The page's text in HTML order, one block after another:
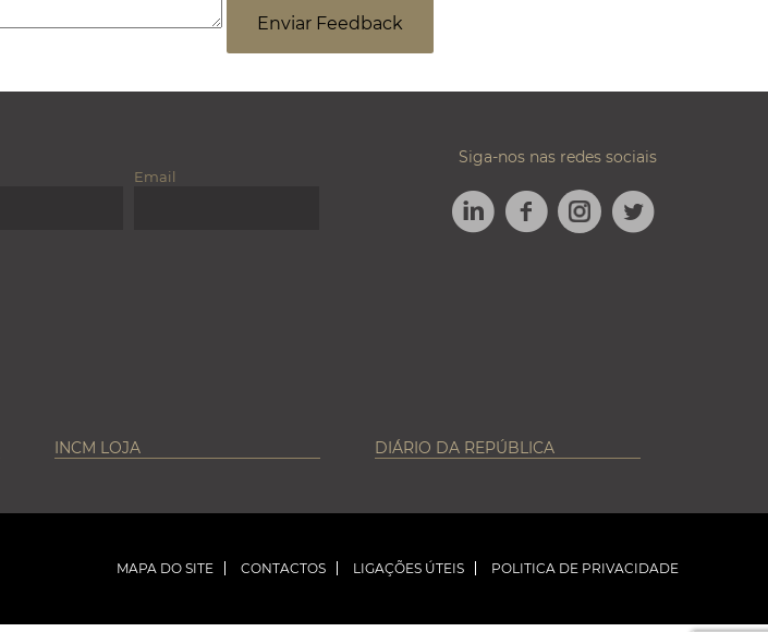
Email
Siga-nos nas redes sociais
LINKEDINFACEBOOK
INSTAGRAM
INCM LOJA DIÁRIO DA REPÚBLICA
MAPA DO SITE CONTACTOS LIGAÇÕES ÚTEIS POLITICA DE PRIVACIDADE